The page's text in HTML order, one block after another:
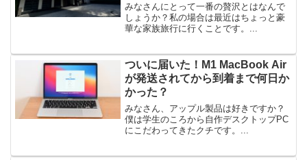
みなさんにとって一番の贅沢とはなんで
しょうか？私の場合は最近はちょっと豪
華な家族旅行に行くことです。...
ついに届いた！M1 MacBook Air
が発送されてから到着まで何日か
かった？
みなさん、アップル製品は好きですか？
僕は学生のころから自作デスクトップPC
にこだわってきたクチです。...